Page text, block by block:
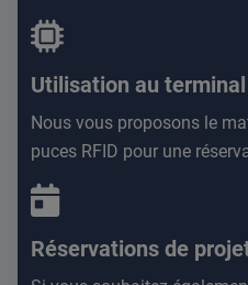
Utilisation au terminal
Nous vous proposons le
puces RFID pour une
Réservations de